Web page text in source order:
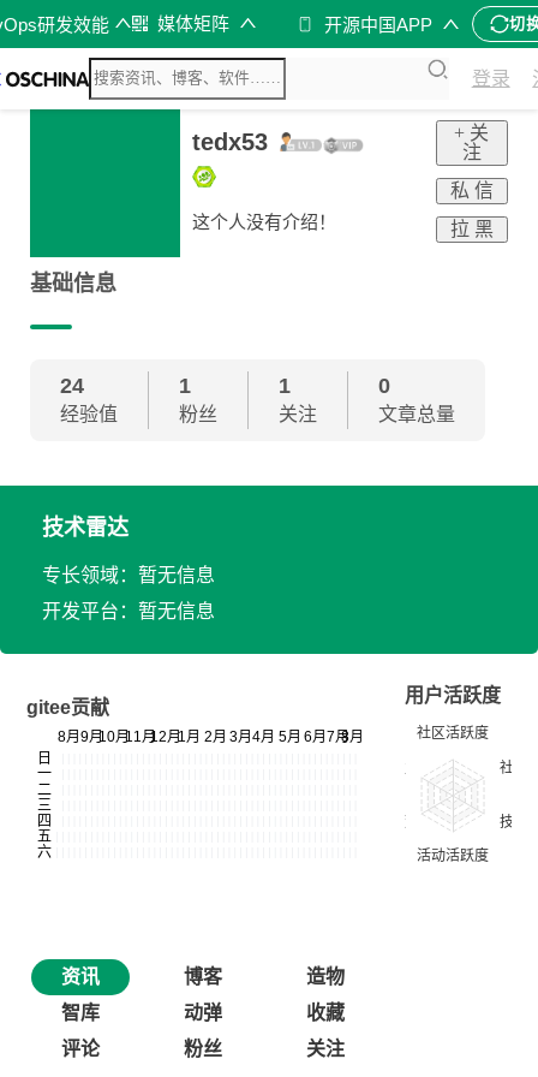
研发效能 媒体矩阵 开源中国APP 切
登录
tedx53
这个人没有介绍！
+ 关
注
私 信
拉 黑
基础信息
24
经验值
1
粉丝
1
关注
0
文章总量
技术雷达
专长领域：暂无信息
开发平台：暂无信息
gitee贡献
用户活跃度
资讯 博客
造物
智库
动弹
收藏
评论
粉丝 关注